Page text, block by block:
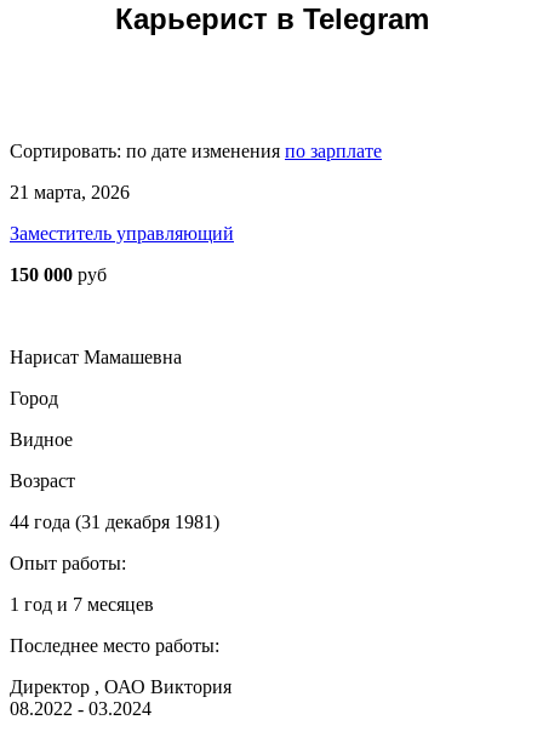
Карьерист в Telegram
Сортировать: по дате изменения по зарплате
21 марта, 2026
Заместитель управляющий
150 000 руб
Нарисат Мамашевна
Город
Видное
Возраст
44 года (31 декабря 1981)
Опыт работы:
1 год и 7 месяцев
Последнее место работы:
Директор , ОАО Виктория
08.2022 - 03.2024